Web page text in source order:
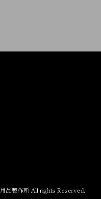
品製作所 All rights Reserved.